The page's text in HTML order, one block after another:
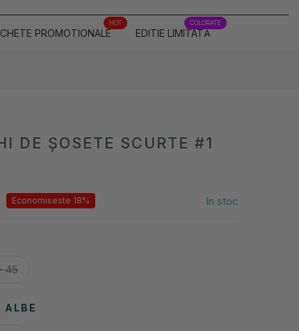
PROMOTIONALE
HOT
EDITIE LIMITATĂ
COLORATE
DE ȘOSETE SCURTE #1
Economiseste 18% In stoc
45
ALBE